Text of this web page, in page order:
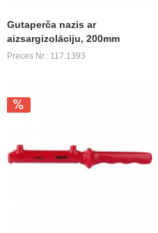
Gutaperča nazis ar
aizsargizolāciju, 200mm
Preces Nr.: 117.1393